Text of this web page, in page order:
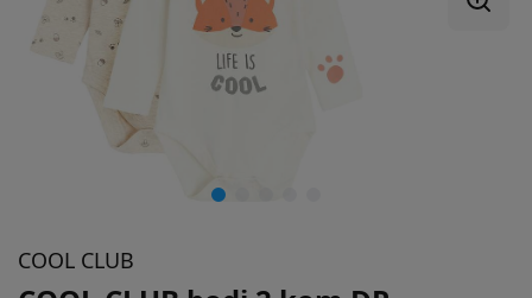
COOL CLUB